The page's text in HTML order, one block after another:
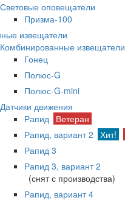
Световые оповещатели
Призма-100
извещатели
Комбинированные извещатели
Гонец
Полюс-G
Полюс-G-mini
Датчики движения
Рапид Ветеран
Рапид, вариант 2 Хит!
Рапид 3
Рапид 3, вариант 2
(снят с производства)
Рапид, вариант 4